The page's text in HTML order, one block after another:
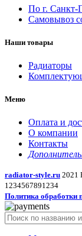
По г. Санкт-
Самовывоз
Наши товары
Радиаторы
Меню
Оплата и
О компании
Контакты
radiator-style.ru 2021
1234567891234
Политика обработки